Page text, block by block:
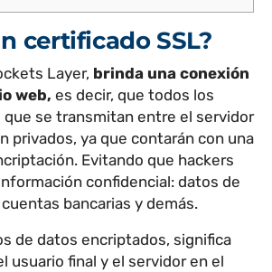
certificado SSL?
Layer, brinda una conexión
web, es decir, que todos los
que se transmitan entre el servidor
privados, ya que contarán con una
Evitando que hackers
confidencial: datos de
bancarias y demás.
de datos encriptados, significa
usuario final y el servidor en el